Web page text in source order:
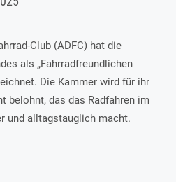
Club (ADFC) hat die
als „Fahrradfreundlichen
Die Kammer wird für ihr
belohnt, das das Radfahren im
und alltagstauglich macht.